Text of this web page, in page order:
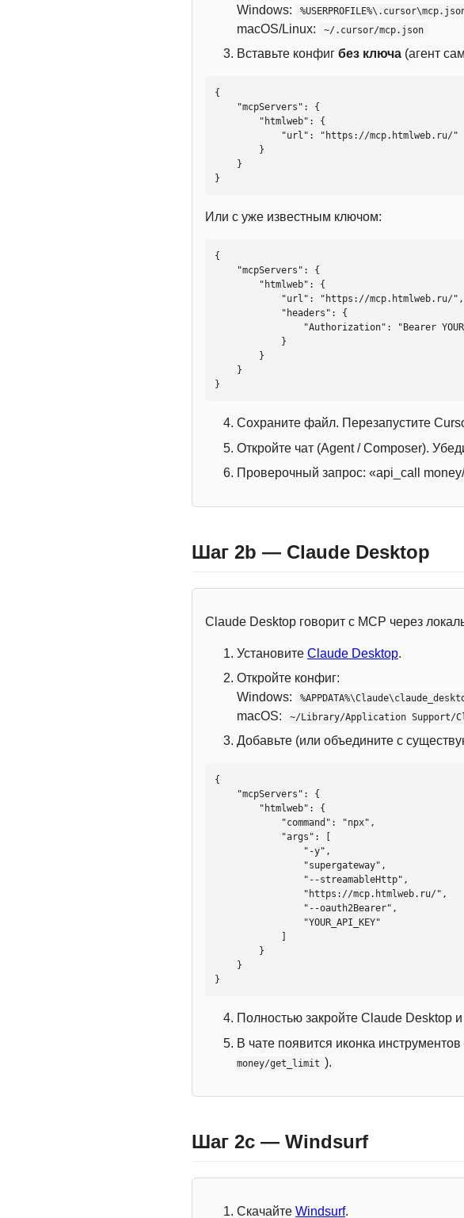
Windows:
macOS/Linux: ~/.cursor/mcp.json
Вставьте конфиг без ключа (агент
{
}
Или с уже известным ключом:
{
}
Сохраните файл. Перезапустите
Откройте чат (Agent / Composer).
Проверочный запрос: «api_call
Шаг 2b — Claude Desktop
Claude Desktop говорит с MCP через
Установите Claude Desktop.
Откройте конфиг:
Windows:
macOS: ~/Library/Application Support/
Добавьте (или объедините с
{
}
Полностью закройте Claude Desktop и
В чате появится иконка
money/get_limit ).
Шаг 2c — Windsurf
Скачайте Windsurf.